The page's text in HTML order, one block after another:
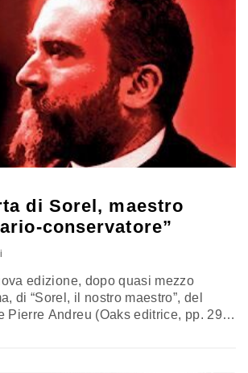
di Sorel, maestro
conservatore”
edizione, dopo quasi mezzo
di “Sorel, il nostro maestro”, del
Pierre Andreu (Oaks editrice, pp. 295,